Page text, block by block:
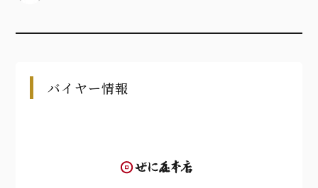
バイヤー情報